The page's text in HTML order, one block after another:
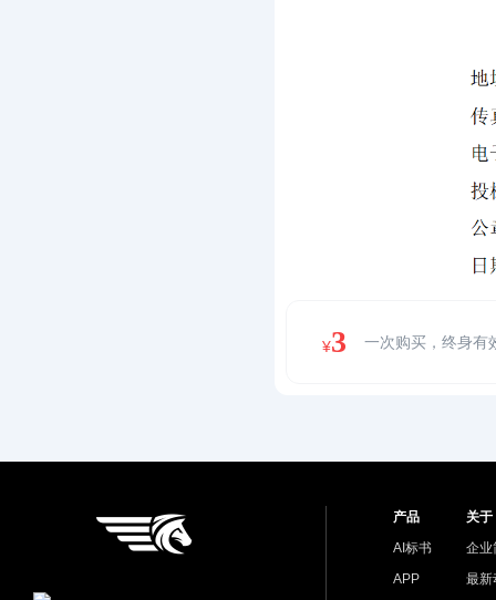
¥3 一次购买，终身有
产品
AI标书
APP
关于
企业
最新